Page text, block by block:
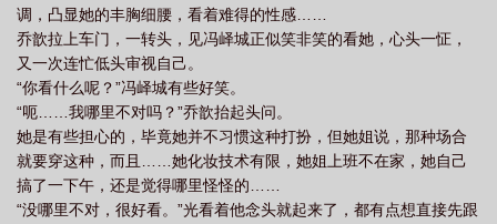
调，凸显她的丰胸细腰，看着难得的性感……
乔歆拉上车门，一转头，见冯峄城正似笑非笑的看她，心头一怔，
又一次连忙低头审视自己。
“你看什么呢？”冯峄城有些好笑。
“呃……我哪里不对吗？”乔歆抬起头问。
她是有些担心的，毕竟她并不习惯这种打扮，但她姐说，那种场合
就要穿这种，而且……她化妆技术有限，她姐上班不在家，她自己
搞了一下午，还是觉得哪里怪怪的……
“没哪里不对，很好看。”光看着他念头就起来了，都有点想直接先跟